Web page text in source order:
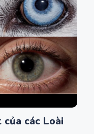
các Loài